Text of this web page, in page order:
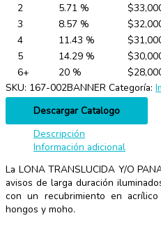
2
5.71 % $
3
8.57 % $
4
11.43 % $
5
14.29 % $
6+
20 % $
SKU: 167-002BANNER Categoría:
Descargar Catalogo
Descripción
Información adicional
La LONA TRANSLUCIDA Y/O
avisos de larga duración
con un recubrimiento en
hongos y moho.